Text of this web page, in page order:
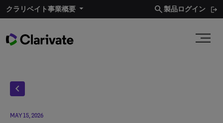
クラリベイト事業概要 search製品ログイン
chevron_left
MAY 15, 2026